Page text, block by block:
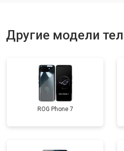
Другие модели
ROG Phone 7